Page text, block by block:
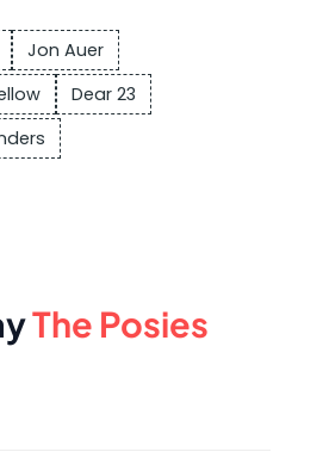
Jon Auer
Dear 23
The Posies